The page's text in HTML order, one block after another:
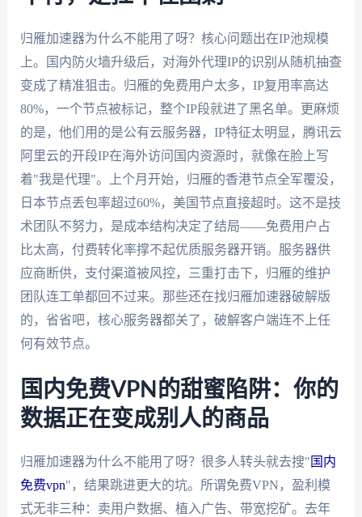
归雁加速器为什么不能用了呀？核心问题出在IP池规模
上。国内防火墙升级后，对海外代理IP的识别从随机抽查
变成了精准狙击。归雁的免费用户太多，IP复用率高达
80%，一个节点被标记，整个IP段就进了黑名单。更麻烦
的是，他们用的是公有云服务器，IP特征太明显，腾讯云
阿里云的开段IP在海外访问国内资源时，就像在脸上写
着"我是代理"。上个月开始，归雁的香港节点全军覆没，
日本节点丢包率超过60%，美国节点直接超时。这不是技
术团队不努力，是成本结构决定了结局——免费用户占
比太高，付费转化率撑不起优质服务器开销。服务器供
应商断供，支付渠道被风控，三重打击下，归雁的维护
团队连工单都回不过来。那些还在找归雁加速器破解版
的，省省吧，核心服务器都关了，破解客户端连不上任
何有效节点。
国内免费VPN的甜蜜陷阱：你的
数据正在变成别人的商品
归雁加速器为什么不能用了呀？很多人转头就去搜" 国内
免费vpn"，结果跳进更大的坑。所谓免费VPN，盈利模
式无非三种：卖用户数据、植入广告、带宽挖矿。去年